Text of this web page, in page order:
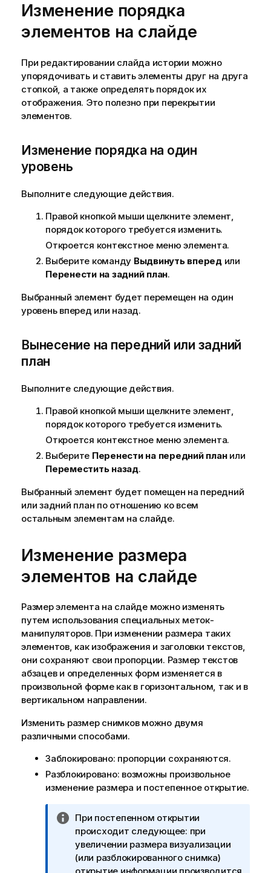
Изменение порядка
элементов на слайде
При редактировании слайда истории можно
упорядочивать и ставить элементы друг на друга
стопкой, а также определять порядок их
отображения. Это полезно при перекрытии
элементов.
Изменение порядка на один
уровень
Выполните следующие действия.
Правой кнопкой мыши щелкните элемент,
порядок которого требуется изменить.
Откроется контекстное меню элемента.
Выберите команду Выдвинуть впередили
Перенести на задний план.
Выбранный элемент будет перемещен на один
уровень вперед или назад.
Вынесение на передний или задний
план
Выполните следующие действия.
Правой кнопкой мыши щелкните элемент,
порядок которого требуется изменить.
Откроется контекстное меню элемента.
Выберите Перенести на передний планили
Переместить назад.
Выбранный элемент будет помещен на передний
или задний план по отношению ко всем
остальным элементам на слайде.
Изменение размера
элементов на слайде
Размер элемента на слайде можно изменять
путем использования специальных меток-
манипуляторов. При изменении размера таких
элементов, как изображения и заголовки текстов,
они сохраняют свои пропорции. Размер текстов
абзацев и определенных форм изменяется в
произвольной форме как в горизонтальном, так и в
вертикальном направлении.
Изменить размер снимков можно двумя
различными способами.
Заблокировано: пропорции сохраняются.
Разблокировано: возможны произвольное
изменение размера и постепенное открытие.
П
р
и
м
При постепенном открытии
происходит следующее: при
увеличении размера визуализации
(или разблокированного снимка)